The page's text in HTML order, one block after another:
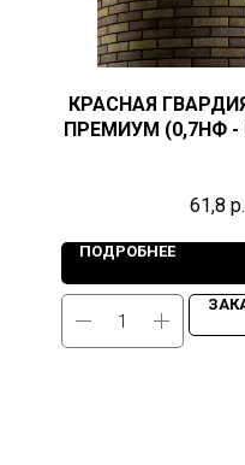
КРАСНАЯ
ПРЕМИУМ (0,7НФ -
61,8 р.
ПОДРОБНЕЕ